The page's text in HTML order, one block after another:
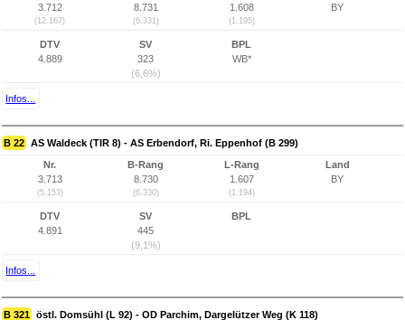
3.712
(12.167)
8.731
(6.331)
1.608
(1.195)
BY
DTV
4.889
SV
323
(6,6%)
BPL
WB*
Infos...
B 22 AS Waldeck (TIR 8) - AS Erbendorf, Ri. Eppenhof (B 299)
Nr.
3.713
(5.153)
B-Rang
8.730
(6.330)
L-Rang
1.607
(1.194)
Land
BY
DTV
4.891
SV
445
(9,1%)
BPL
Infos...
B 321 östl. Domsühl (L 92) - OD Parchim, Dargelützer Weg (K 118)